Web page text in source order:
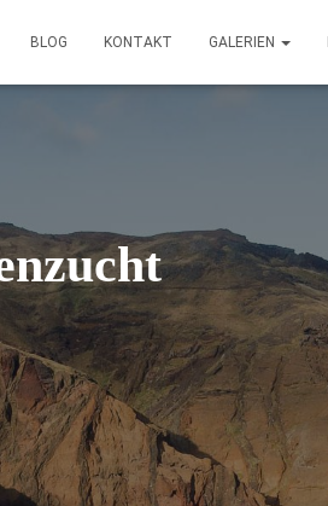
BLOG KONTAKT GALERIEN